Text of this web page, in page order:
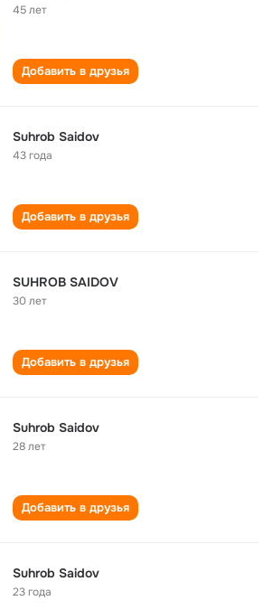
45 лет
Добавить в друзья
Suhrob Saidov
43 года
Добавить в друзья
SUHROB SAIDOV
30 лет
Добавить в друзья
Suhrob Saidov
28 лет
Добавить в друзья
Suhrob Saidov
23 года